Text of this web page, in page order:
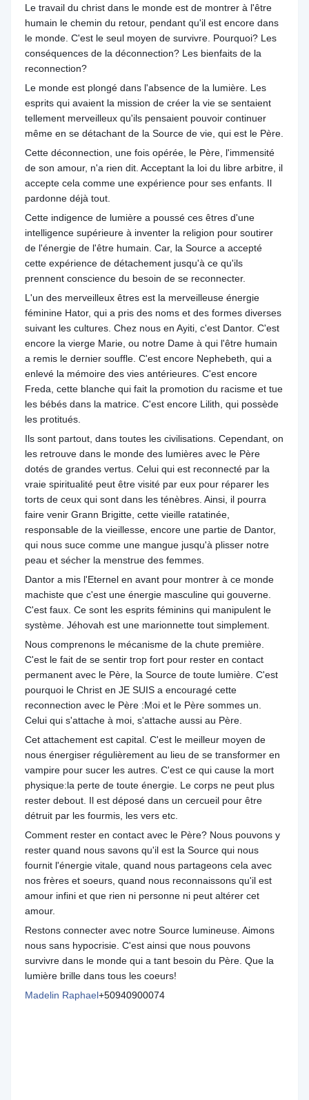
Le travail du christ dans le monde est de montrer à l'être
humain le chemin du retour, pendant qu'il est encore dans
le monde. C'est le seul moyen de survivre. Pourquoi? Les
conséquences de la déconnection? Les bienfaits de la
reconnection?
Le monde est plongé dans l'absence de la lumière. Les
esprits qui avaient la mission de créer la vie se sentaient
tellement merveilleux qu'ils pensaient pouvoir continuer
même en se détachant de la Source de vie, qui est le Père.
Cette déconnection, une fois opérée, le Père, l'immensité
de son amour, n'a rien dit. Acceptant la loi du libre arbitre, il
accepte cela comme une expérience pour ses enfants. Il
pardonne déjà tout.
Cette indigence de lumière a poussé ces êtres d'une
intelligence supérieure à inventer la religion pour soutirer
de l'énergie de l'être humain. Car, la Source a accepté
cette expérience de détachement jusqu'à ce qu'ils
prennent conscience du besoin de se reconnecter.
L'un des merveilleux êtres est la merveilleuse énergie
féminine Hator, qui a pris des noms et des formes diverses
suivant les cultures. Chez nous en Ayiti, c'est Dantor. C'est
encore la vierge Marie, ou notre Dame à qui l'être humain
a remis le dernier souffle. C'est encore Nephebeth, qui a
enlevé la mémoire des vies antérieures. C'est encore
Freda, cette blanche qui fait la promotion du racisme et tue
les bébés dans la matrice. C'est encore Lilith, qui possède
les protitués.
Ils sont partout, dans toutes les civilisations. Cependant, on
les retrouve dans le monde des lumières avec le Père
dotés de grandes vertus. Celui qui est reconnecté par la
vraie spiritualité peut être visité par eux pour réparer les
torts de ceux qui sont dans les ténèbres. Ainsi, il pourra
faire venir Grann Brigitte, cette vieille ratatinée,
responsable de la vieillesse, encore une partie de Dantor,
qui nous suce comme une mangue jusqu'à plisser notre
peau et sécher la menstrue des femmes.
Dantor a mis l'Eternel en avant pour montrer à ce monde
machiste que c'est une énergie masculine qui gouverne.
C'est faux. Ce sont les esprits féminins qui manipulent le
système. Jéhovah est une marionnette tout simplement.
Nous comprenons le mécanisme de la chute première.
C'est le fait de se sentir trop fort pour rester en contact
permanent avec le Père, la Source de toute lumière. C'est
pourquoi le Christ en JE SUIS a encouragé cette
reconnection avec le Père :Moi et le Père sommes un.
Celui qui s'attache à moi, s'attache aussi au Père.
Cet attachement est capital. C'est le meilleur moyen de
nous énergiser régulièrement au lieu de se transformer en
vampire pour sucer les autres. C'est ce qui cause la mort
physique:la perte de toute énergie. Le corps ne peut plus
rester debout. Il est déposé dans un cercueil pour être
détruit par les fourmis, les vers etc.
Comment rester en contact avec le Père? Nous pouvons y
rester quand nous savons qu'il est la Source qui nous
fournit l'énergie vitale, quand nous partageons cela avec
nos frères et soeurs, quand nous reconnaissons qu'il est
amour infini et que rien ni personne ni peut altérer cet
amour.
Restons connecter avec notre Source lumineuse. Aimons
nous sans hypocrisie. C'est ainsi que nous pouvons
survivre dans le monde qui a tant besoin du Père. Que la
lumière brille dans tous les coeurs!
Madelin Raphael+50940900074